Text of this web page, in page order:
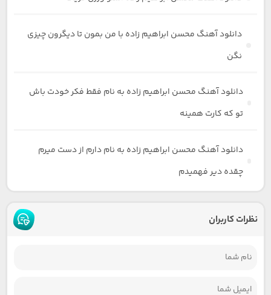
دانلود آهنگ محسن ابراهیم زاده با من بمون تا دیگرون چیزی
نگن
دانلود آهنگ محسن ابراهیم زاده به نام فقط فکر خودت باش
تو که کارت همینه
دانلود آهنگ محسن ابراهیم زاده به نام دارم از دست میرم
چقده دیر فهمیدم
نظرات کاربران